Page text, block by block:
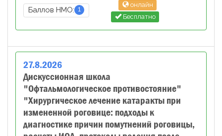
Баллов НМО: 1
онлайн
Бесплатно
27.8.2026
Дискуссионная школа
"Офтальмологическое противостояние"
"Хирургическое лечение катаракты при
измененной роговице: подходы к
диагностике причин помутнений роговицы,